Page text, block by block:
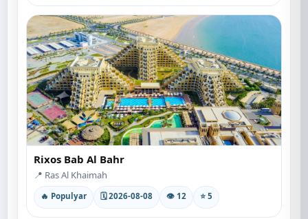
Rixos Bab Al Bahr
📍 Ras Al Khaimah
🔥 Populyar 🗓 2026-08-08 👁 12 ⭐ 5